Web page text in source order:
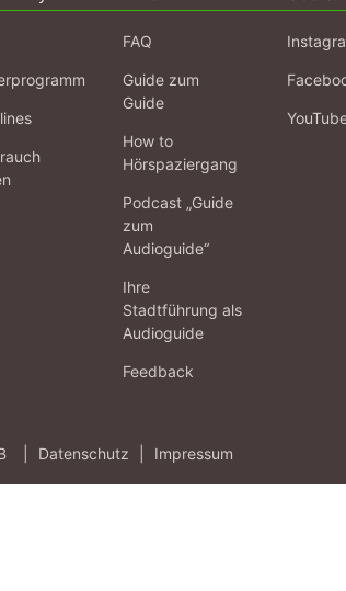
FAQ
Guide zum
Guide
How to
Hörspaziergang
Podcast „Guide
zum
Audioguide“
Ihre
Stadtführung als
Audioguide
Feedback
Datenschutz Impressum